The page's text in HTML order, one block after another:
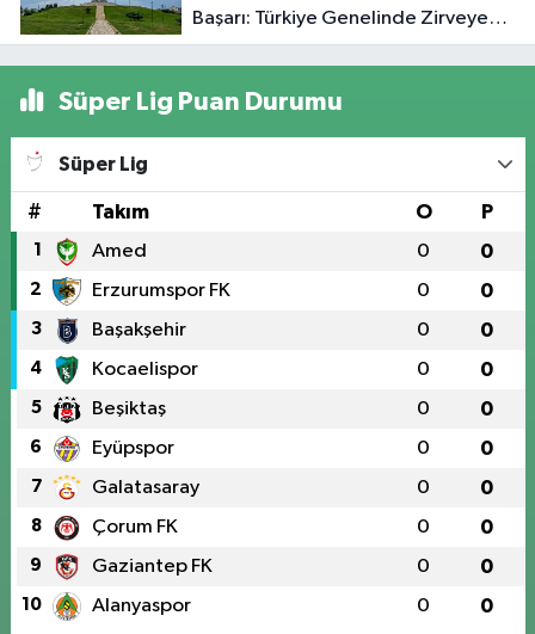
Başarı: Türkiye Genelinde Zirveye
Yerleşti!
Süper Lig Puan Durumu
Süper Lig
# Takım O P
1 Amed 0 0
2 Erzurumspor FK 0 0
3 Başakşehir 0 0
4 Kocaelispor 0 0
5 Beşiktaş 0 0
6 Eyüpspor 0 0
7 Galatasaray 0 0
8 Çorum FK 0 0
9 Gaziantep FK 0 0
10 Alanyaspor 0 0